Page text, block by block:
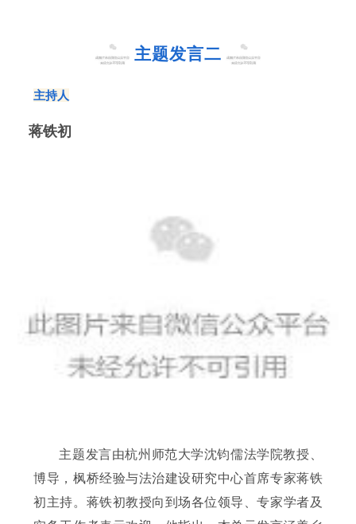
主题发言二
主持人
蒋铁初
主题发言由杭州师范大学沈钧儒法学院教授、
博导，枫桥经验与法治建设研究中心首席专家蒋铁
初主持。蒋铁初教授向到场各位领导、专家学者及